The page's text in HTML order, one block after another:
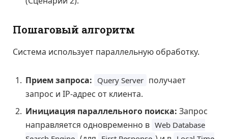
Пошаговый алгоритм
Система использует параллельную обработку.
Прием запроса: Query Server получает
запрос и IP-адрес от клиента.
Инициация параллельного поиска: Запрос
направляется одновременно в Web Database